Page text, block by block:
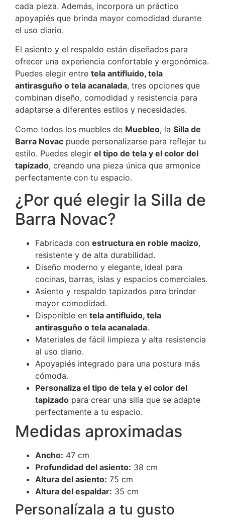
cada pieza. Además, incorpora un práctico
apoyapiés que brinda mayor comodidad durante
el uso diario.
El asiento y el respaldo están diseñados para
ofrecer una experiencia confortable y ergonómica.
Puedes elegir entre tela antifluido, tela
antirasguño o tela acanalada, tres opciones que
combinan diseño, comodidad y resistencia para
adaptarse a diferentes estilos y necesidades.
Como todos los muebles de Muebleo, la Silla de
Barra Novac puede personalizarse para reflejar tu
estilo. Puedes elegir el tipo de tela y el color del
tapizado, creando una pieza única que armonice
perfectamente con tu espacio.
¿Por qué elegir la Silla de
Barra Novac?
Fabricada con estructura en roble macizo,
resistente y de alta durabilidad.
Diseño moderno y elegante, ideal para
cocinas, barras, islas y espacios comerciales.
Asiento y respaldo tapizados para brindar
mayor comodidad.
Disponible en tela antifluido, tela
antirasguño o tela acanalada.
Materiales de fácil limpieza y alta resistencia
al uso diario.
Apoyapiés integrado para una postura más
cómoda.
Personaliza el tipo de tela y el color del
tapizado para crear una silla que se adapte
perfectamente a tu espacio.
Medidas aproximadas
Ancho: 47 cm
Profundidad del asiento: 38 cm
Altura del asiento: 75 cm
Altura del espaldar: 35 cm
Personalízala a tu gusto